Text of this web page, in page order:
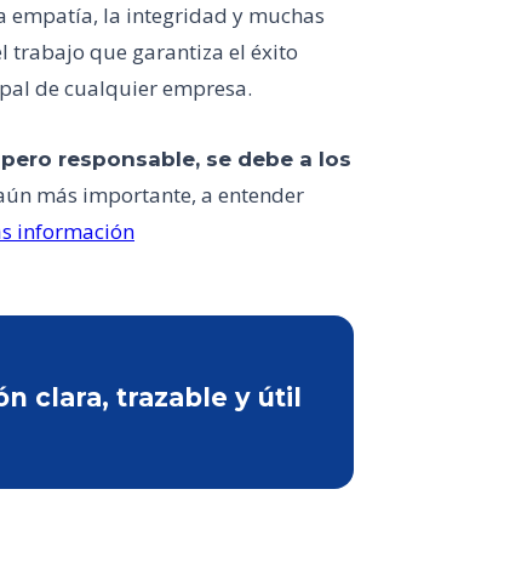
empatía, la integridad y muchas
trabajo que garantiza el éxito
de cualquier empresa.
responsable, se debe a los
más importante, a entender
información
clara, trazable y útil